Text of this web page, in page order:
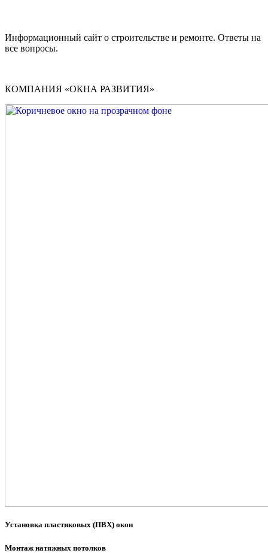
Информационный сайт о строительстве и ремонте. Ответы на
все вопросы.
КОМПАНИЯ «ОКНА РАЗВИТИЯ»
Установка пластиковых (ПВХ) окон
Монтаж натяжных потолков